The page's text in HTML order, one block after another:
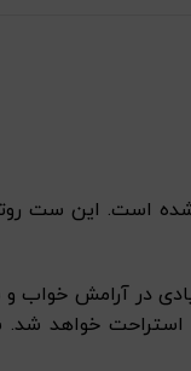
تولید شده است.
در آرامش خواب
خواهد شد.